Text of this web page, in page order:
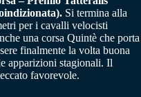
Si termina alla
per i cavalli velocisti
una corsa Quintè che porta
finalmente la volta buona
apparizioni stagionali. Il
favorevole.